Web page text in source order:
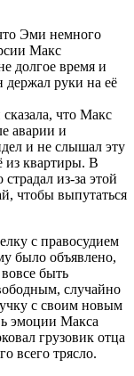
Эми немного
Макс
долгое время и
руки на её
что Макс
аварии и
и не слышал эту
из квартиры. В
из-за этой
чтобы выпутаться
с правосудием
было объявлено,
быть
случайно
с своим новым
эмоции Макса
грузовик отца
всего трясло.